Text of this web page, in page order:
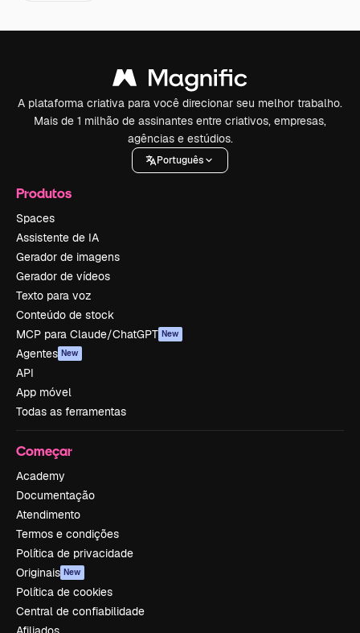
A plataforma criativa para você direcionar seu melhor trabalho.
Mais de 1 milhão de assinantes entre criativos, empresas,
agências e estúdios.
Português
Produtos
Spaces
Assistente de IA
Gerador de imagens
Gerador de vídeos
Texto para voz
Conteúdo de stock
MCP para Claude/ChatGPT New
Agentes New
API
App móvel
Todas as ferramentas
Começar
Academy
Documentação
Atendimento
Termos e condições
Política de privacidade
Originais New
Política de cookies
Central de confiabilidade